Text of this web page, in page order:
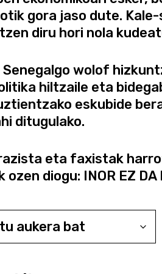
gora jaso dute.
diru hori nola
wolof
hiltzaile eta
eskubide
ditugulako.
eta faxistak
diogu: INOR EZ DA